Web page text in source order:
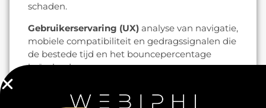
schaden.
Gebruikerservaring (UX) analyse van navigatie,
mobiele compatibiliteit en gedragssignalen die
de bestede tijd en het bouncepercentage
beïnvloeden.
corrigeren, de acties te prioriteren en een